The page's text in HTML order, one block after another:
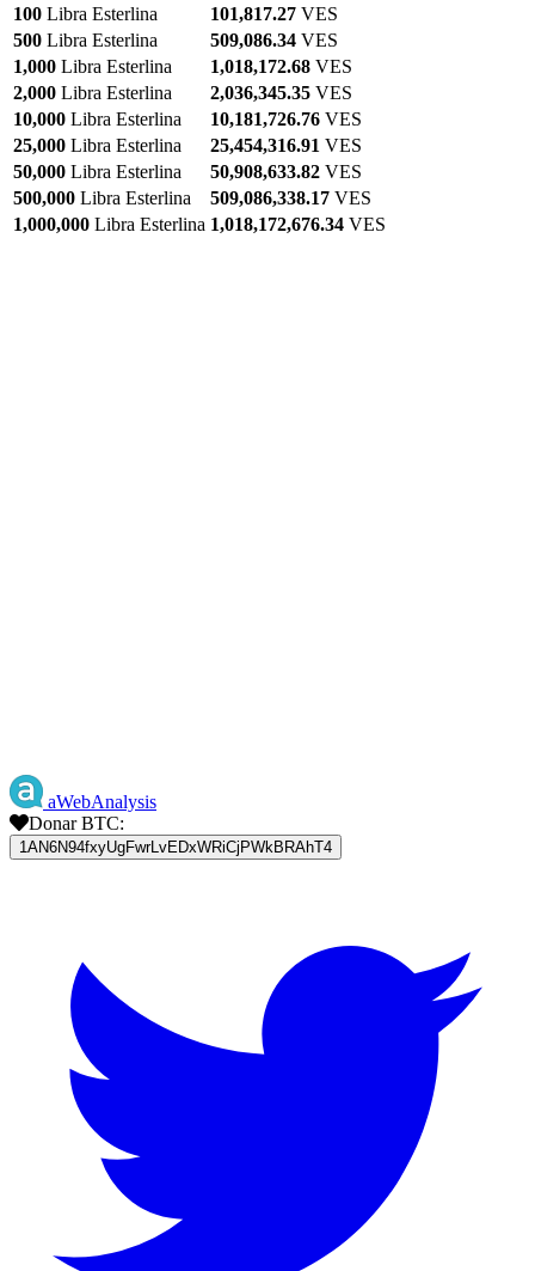
100 Libra Esterlina 101,817.27 VES
500 Libra Esterlina 509,086.34 VES
1,000 Libra Esterlina 1,018,172.68 VES
2,000 Libra Esterlina 2,036,345.35 VES
10,000 Libra Esterlina 10,181,726.76 VES
25,000 Libra Esterlina 25,454,316.91 VES
50,000 Libra Esterlina 50,908,633.82 VES
500,000 Libra Esterlina 509,086,338.17 VES
1,000,000 Libra Esterlina 1,018,172,676.34 VES
aWebAnalysis
Donar BTC:
1AN6N94fxyUgFwrLvEDxWRiCjPWkBRAhT4